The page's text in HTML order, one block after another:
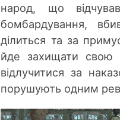
народ, що
бомбардування,
ділиться та за
йде захищати свою
відлучитися за
порушують одним